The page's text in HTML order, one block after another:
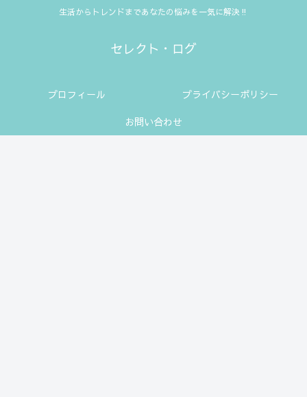
生活からトレンドまであなたの悩みを一気に解決‼
セレクト・ログ
プロフィール
プライバシーポリシー
お問い合わせ